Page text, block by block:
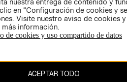
nuestra entrega de contenido y
en “Configuración de cookies y
Visite nuestro aviso de cookies
información.
de cookies y uso compartido de datos
ACEPTAR TODO